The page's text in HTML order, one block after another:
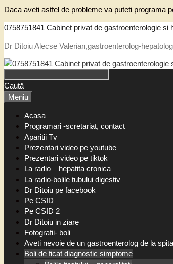
Daca aveti astfel de probleme va puteti programa
0758751841 Cabinet privat de gastroenterologie si
Dr Ditoiu Alecse Valerian,gastroenterolog-
Caută
Meniu
Acasa
Programari -scretariat, contact
Aparitii Tv
Prezentari video pe youtube
Prezentari video pe tiktok
La radio – hepatita cronica
La radio-bolile tubului digestiv
Dr Ditoiu pe facebook
Pe CSID
Pe CSID 2
Dr Ditoiu in ziare
Fotografii- boli
Aveti nevoie de un gastroenterolog de la
Boli de ficat diagnostic simptome